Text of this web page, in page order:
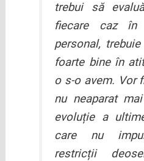
trebui să
fiecare caz
personal,
foarte bine în
o s-o avem. Vor
nu neaparat
evoluție a
care nu
restricții